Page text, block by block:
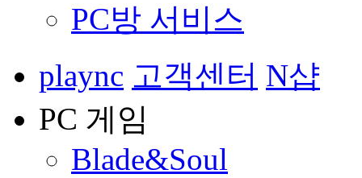
PC방 서비스
plaync 고객센터 N샵
PC 게임
Blade&Soul